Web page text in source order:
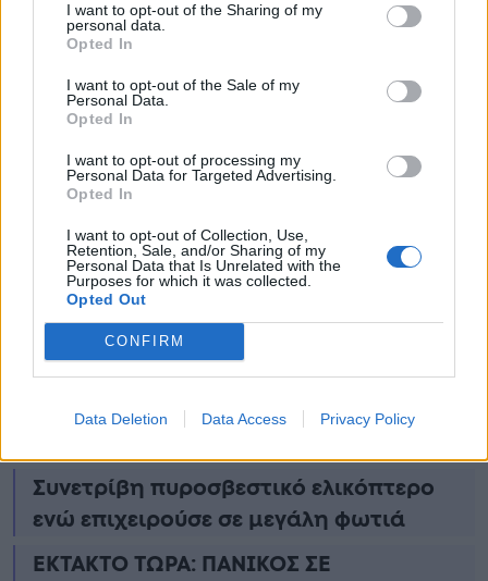
I want to opt-out of the Sharing of my
personal data.
Opted In
I want to opt-out of the Sale of my
Personal Data.
Opted In
I want to opt-out of processing my
Personal Data for Targeted Advertising.
Opted In
I want to opt-out of Collection, Use,
Retention, Sale, and/or Sharing of my
Personal Data that Is Unrelated with the
Purposes for which it was collected.
Opted Out
CONFIRM
Data Deletion Data Access Privacy Policy
Ειδήσεις σήμερα
Συνετρίβη πυροσβεστικό ελικόπτερο
ενώ επιχειρούσε σε μεγάλη φωτιά
ΕΚΤΑΚΤΟ ΤΩΡΑ: ΠΑΝΙΚΟΣ ΣΕ